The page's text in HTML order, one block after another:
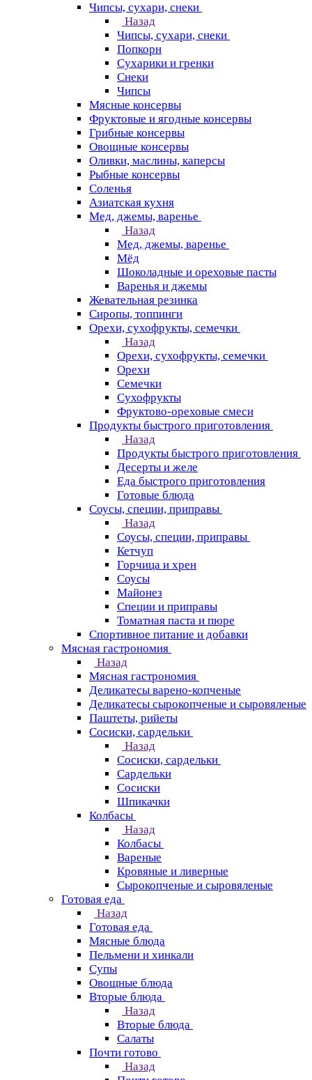
Чипсы, сухари, снеки
Назад
Чипсы, сухари, снеки
Попкорн
Сухарики и гренки
Снеки
Чипсы
Мясные консервы
Фруктовые и ягодные консервы
Грибные консервы
Овощные консервы
Оливки, маслины, каперсы
Рыбные консервы
Соленья
Азиатская кухня
Мед, джемы, варенье
Назад
Мед, джемы, варенье
Мёд
Шоколадные и ореховые пасты
Варенья и джемы
Жевательная резинка
Сиропы, топпинги
Орехи, сухофрукты, семечки
Назад
Орехи, сухофрукты, семечки
Орехи
Семечки
Сухофрукты
Фруктово-ореховые смеси
Продукты быстрого приготовления
Назад
Продукты быстрого приготовления
Десерты и желе
Еда быстрого приготовления
Готовые блюда
Соусы, специи, приправы
Назад
Соусы, специи, приправы
Кетчуп
Горчица и хрен
Соусы
Майонез
Специи и приправы
Томатная паста и пюре
Спортивное питание и добавки
Мясная гастрономия
Назад
Мясная гастрономия
Деликатесы варено-копченые
Деликатесы сырокопченые и сыровяленые
Паштеты, рийеты
Сосиски, сардельки
Назад
Сосиски, сардельки
Сардельки
Сосиски
Шпикачки
Колбасы
Назад
Колбасы
Вареные
Кровяные и ливерные
Сырокопченые и сыровяленые
Готовая еда
Назад
Готовая еда
Мясные блюда
Пельмени и хинкали
Супы
Овощные блюда
Вторые блюда
Назад
Вторые блюда
Салаты
Почти готово
Назад